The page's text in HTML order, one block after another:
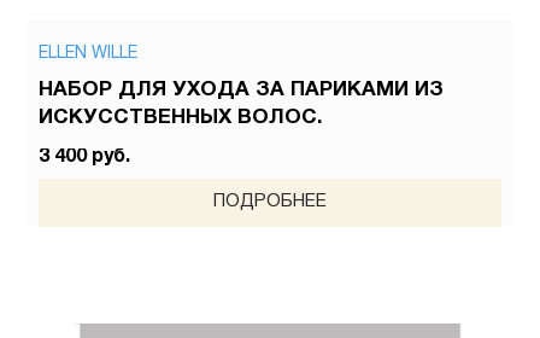
ELLEN WILLE
НАБОР ДЛЯ УХОДА ЗА ПАРИКАМИ ИЗ
ИСКУССТВЕННЫХ ВОЛОС.
3 400 руб.
ПОДРОБНЕЕ